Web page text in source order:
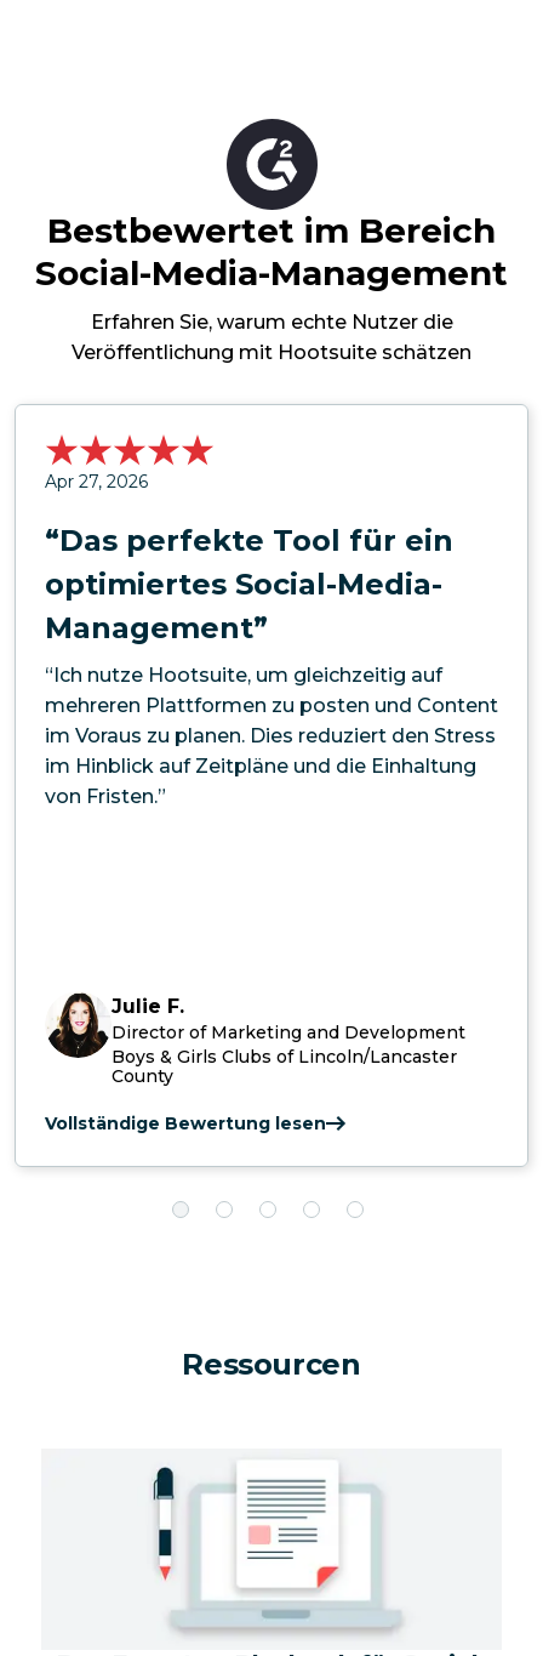
Bestbewertet im Bereich
Social-Media-Management
Erfahren Sie, warum echte Nutzer die
Veröffentlichung mit Hootsuite schätzen
Apr 27, 2026
“Das perfekte Tool für ein
optimiertes Social-Media-
Management”
“Ich nutze Hootsuite, um gleichzeitig auf
mehreren Plattformen zu posten und Content
im Voraus zu planen. Dies reduziert den Stress
im Hinblick auf Zeitpläne und die Einhaltung
von Fristen.”
Julie F.
Director of Marketing and Development
Boys & Girls Clubs of Lincoln/Lancaster
County
Vollständige Bewertung lesen
Ressourcen